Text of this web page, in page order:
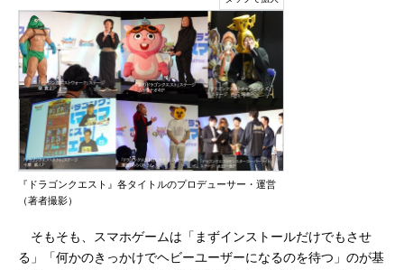
『ドラゴンクエスト』各タイトルのプロデューサー・運営
（著者撮影）
そもそも、スマホゲームは「まずインストールだけでもさせ
る」「何かのきっかけでヘビーユーザーになるのを待つ」のが基